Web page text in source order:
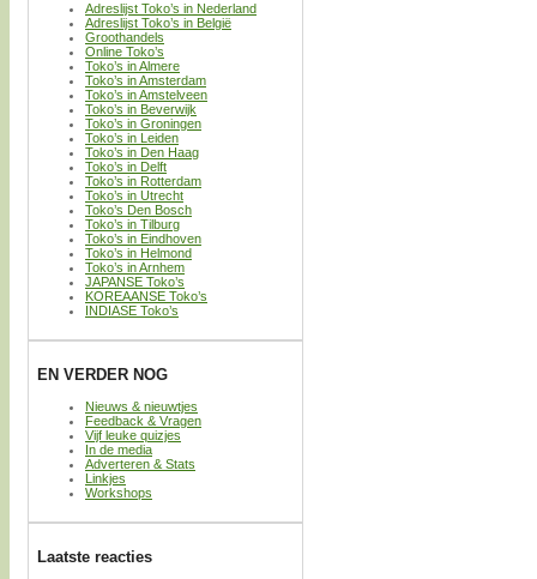
Adreslijst Toko’s in Nederland
Adreslijst Toko’s in België
Groothandels
Online Toko’s
Toko’s in Almere
Toko’s in Amsterdam
Toko’s in Amstelveen
Toko’s in Beverwijk
Toko’s in Groningen
Toko’s in Leiden
Toko’s in Den Haag
Toko’s in Delft
Toko’s in Rotterdam
Toko’s in Utrecht
Toko’s Den Bosch
Toko’s in Tilburg
Toko’s in Eindhoven
Toko’s in Helmond
Toko’s in Arnhem
JAPANSE Toko’s
KOREAANSE Toko’s
INDIASE Toko’s
EN VERDER NOG
Nieuws & nieuwtjes
Feedback & Vragen
Vijf leuke quizjes
In de media
Adverteren & Stats
Linkjes
Workshops
Laatste reacties